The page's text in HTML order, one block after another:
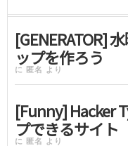
[GENERATOR]
ップを作ろう
に 匿名 より
[Funny] Hacker
プできるサイト
に 匿名 より